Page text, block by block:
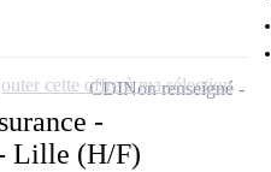
-
Lille (H/F)
CDINon renseigné
cette offre à ma sélection